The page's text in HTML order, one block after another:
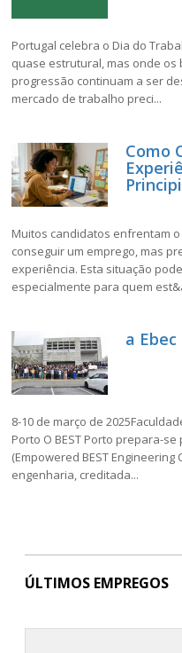
Portugal celebra o Dia do
quase estrutural, mas onde
progressão continuam a ser
mercado de trabalho preci...
Como
Muitos candidatos enfrentam
conseguir um emprego, mas
experiência. Esta situação
especialmente para quem
a
8-10 de março de
Porto O BEST Porto prepara-
(Empowered BEST
engenharia, creditada...
ÚLTIMOS EMPREGOS